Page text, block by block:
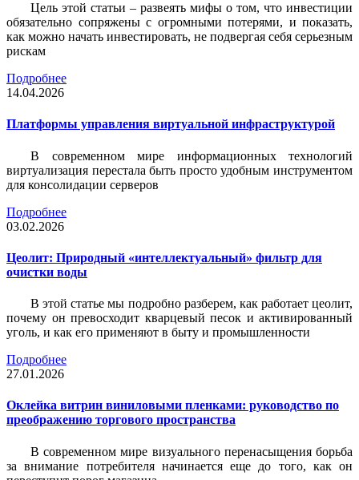
Цель этой статьи – развеять мифы о том, что инвестиции
обязательно сопряжены с огромными потерями, и показать,
как можно начать инвестировать, не подвергая себя серьезным
рискам
Подробнее
14.04.2026
Платформы управления виртуальной инфраструктурой
В современном мире информационных технологий
виртуализация перестала быть просто удобным инструментом
для консолидации серверов
Подробнее
03.02.2026
Цеолит: Природный «интеллектуальный» фильтр для
очистки воды
В этой статье мы подробно разберем, как работает цеолит,
почему он превосходит кварцевый песок и активированный
уголь, и как его применяют в быту и промышленности
Подробнее
27.01.2026
Оклейка витрин виниловыми пленками: руководство по
преображению торгового пространства
В современном мире визуального перенасыщения борьба
за внимание потребителя начинается еще до того, как он